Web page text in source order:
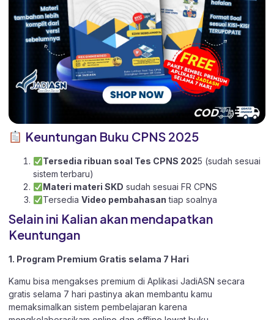
Keuntungan Buku CPNS 2025
Tersedia ribuan soal Tes CPNS 2025 (sudah sesuai
sistem terbaru)
Materi materi SKD sudah sesuai FR CPNS
Tersedia Video pembahasan tiap soalnya
Selain ini Kalian akan mendapatkan
Keuntungan
1. Program Premium Gratis selama 7 Hari
Kamu bisa mengakses premium di Aplikasi JadiASN secara
gratis selama 7 hari pastinya akan membantu kamu
memaksimalkan sistem pembelajaran karena